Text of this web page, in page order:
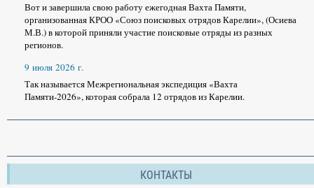
Вот и завершила свою работу ежегодная Вахта Памяти,
организованная КРОО «Союз поисковых отрядов Карелии», (Осиева
М.В.) в которой приняли участие поисковые отряды из разных
регионов.
9 июля 2026 г.
Так называется Межрегиональная экспедиция «Вахта
Памяти-2026», которая собрала 12 отрядов из Карелии.
КОНТАКТЫ